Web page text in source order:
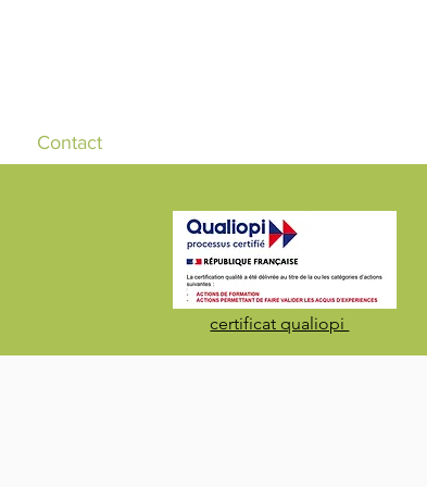
Contact
certificat qualiopi